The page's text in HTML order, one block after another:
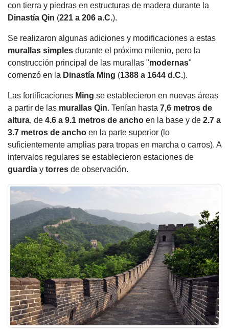
con tierra y piedras en estructuras de madera durante la
Dinastía Qin (221 a 206 a.C.).
Se realizaron algunas adiciones y modificaciones a estas
murallas simples durante el próximo milenio, pero la
construcción principal de las murallas "modernas"
comenzó en la Dinastía Ming (1388 a 1644 d.C.).
Las fortificaciones Ming se establecieron en nuevas áreas
a partir de las murallas Qin. Tenían hasta 7,6 metros de
altura, de 4.6 a 9.1 metros de ancho en la base y de 2.7 a
3.7 metros de ancho en la parte superior (lo
suficientemente amplias para tropas en marcha o carros). A
intervalos regulares se establecieron estaciones de
guardia y torres de observación.